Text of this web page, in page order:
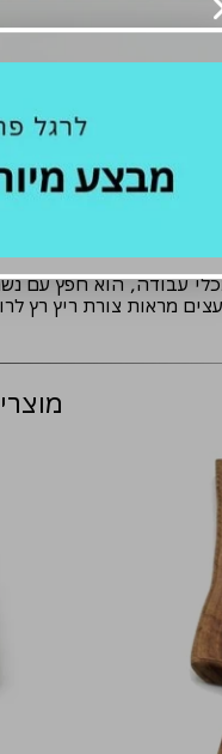
עבודה, הוא חפץ עם